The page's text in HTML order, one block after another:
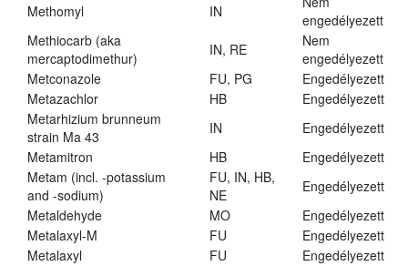
Methomyl
IN
engedélyezett
Methiocarb (aka
mercaptodimethur)
IN, RE
Nem
engedélyezett
Metconazole
FU, PG
Engedélyezett
Metazachlor
HB
Engedélyezett
Metarhizium brunneum
strain Ma 43
IN
Engedélyezett
Metamitron
HB
Engedélyezett
Metam (incl. -potassium
and -sodium)
FU, IN, HB,
NE
Engedélyezett
Metaldehyde
MO
Engedélyezett
Metalaxyl-M
FU
Engedélyezett
Metalaxyl
FU
Engedélyezett